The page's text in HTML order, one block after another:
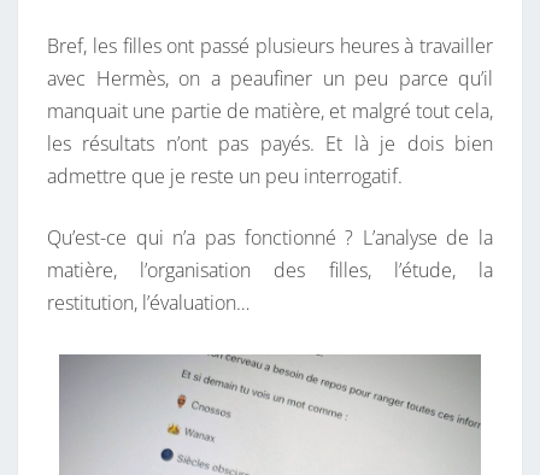
Bref, les filles ont passé plusieurs heures à travailler
avec Hermès, on a peaufiner un peu parce qu’il
manquait une partie de matière, et malgré tout cela,
les résultats n’ont pas payés. Et là je dois bien
admettre que je reste un peu interrogatif.
Qu’est-ce qui n’a pas fonctionné ? L’analyse de la
matière, l’organisation des filles, l’étude, la
restitution, l’évaluation…